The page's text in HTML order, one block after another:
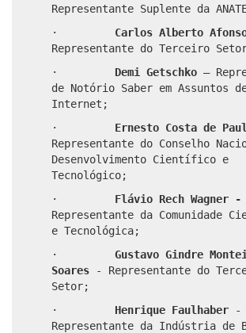
Representante Suplente da
·
Carlos Alberto
Representante do Terceiro
·
Demi Getschko –
de Notório Saber em Assuntos
Internet;
·
Ernesto Costa de
Representante do Conselho
Desenvolvimento Científico e
Tecnológico;
·
Flávio Rech Wagner
-
Representante da Comunidade
e Tecnológica;
·
Gustavo Gindre
Soares
- Representante do
Setor;
·
Henrique Faulhaber
-
Representante da Indústria de